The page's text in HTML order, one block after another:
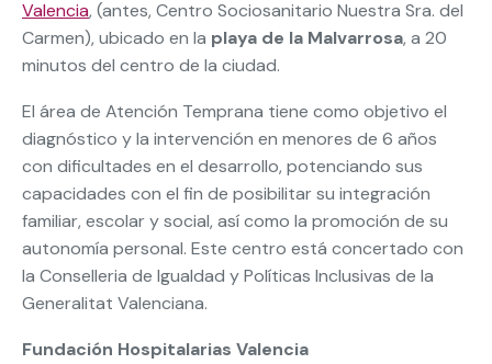
Valencia, (antes, Centro Sociosanitario Nuestra Sra. del
Carmen), ubicado en la playa de la Malvarrosa, a 20
minutos del centro de la ciudad.
El área de Atención Temprana tiene como objetivo el
diagnóstico y la intervención en menores de 6 años
con dificultades en el desarrollo, potenciando sus
capacidades con el fin de posibilitar su integración
familiar, escolar y social, así como la promoción de su
autonomía personal. Este centro está concertado con
la Conselleria de Igualdad y Políticas Inclusivas de la
Generalitat Valenciana.
Fundación Hospitalarias Valencia